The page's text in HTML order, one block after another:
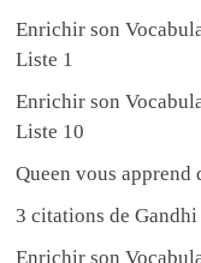
Enrichir son
Liste 1
Enrichir son
Liste 10
Queen vous apprend
3 citations de
Enrichir son